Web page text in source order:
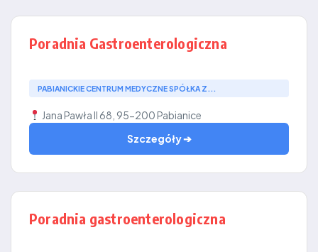
Poradnia Gastroenterologiczna
PABIANICKIE CENTRUM MEDYCZNE SPÓŁKA Z...
Jana Pawła II 68, 95-200 Pabianice
Szczegóły ➔
Poradnia gastroenterologiczna